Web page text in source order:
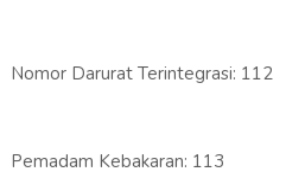
Nomor Darurat Terintegrasi: 112
Pemadam Kebakaran: 113